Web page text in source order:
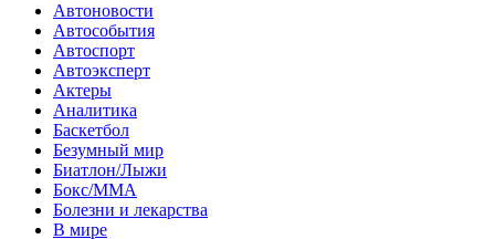
Автоновости
Автособытия
Автоспорт
Автоэксперт
Актеры
Аналитика
Баскетбол
Безумный мир
Биатлон/Лыжи
Бокс/MMA
Болезни и лекарства
В мире